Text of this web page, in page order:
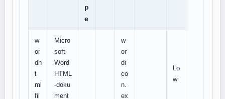
p
e
w
or
dh
t
ml
fil
Micro
soft
Word
HTML
-doku
ment
w
or
di
co
n.
ex
Lo
w